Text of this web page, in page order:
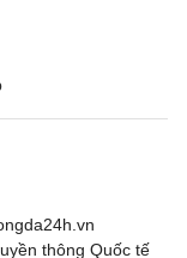
thông Quốc tế